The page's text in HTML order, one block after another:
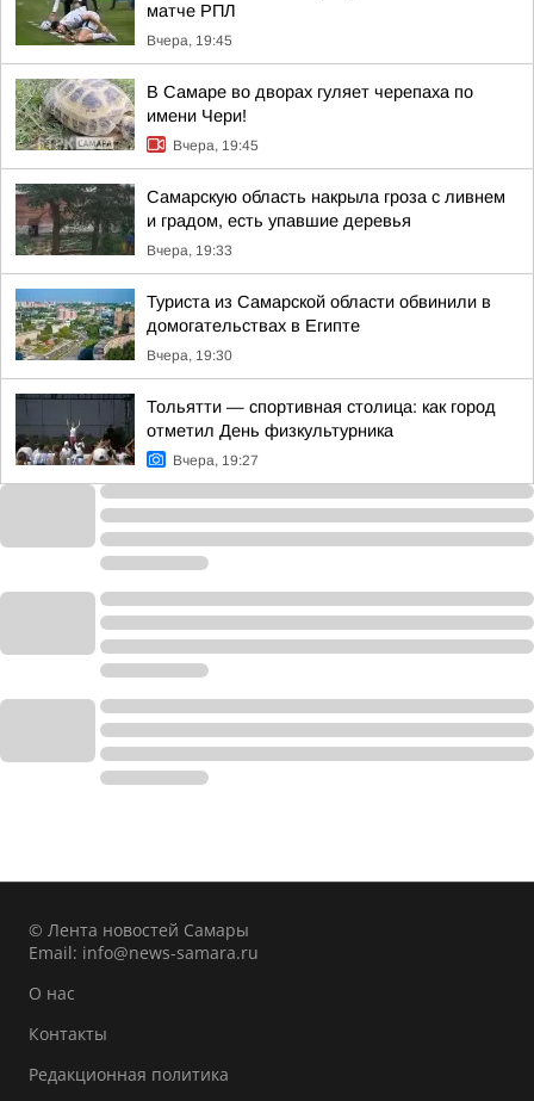
матче РПЛ
Вчера, 19:45
В Самаре во дворах гуляет черепаха по
имени Чери!
Вчера, 19:45
Самарскую область накрыла гроза с ливнем
и градом, есть упавшие деревья
Вчера, 19:33
Туриста из Самарской области обвинили в
домогательствах в Египте
Вчера, 19:30
Тольятти — спортивная столица: как город
отметил День физкультурника
Вчера, 19:27
© Лента новостей Самары
Email: info@news-samara.ru
О нас
Контакты
Редакционная политика